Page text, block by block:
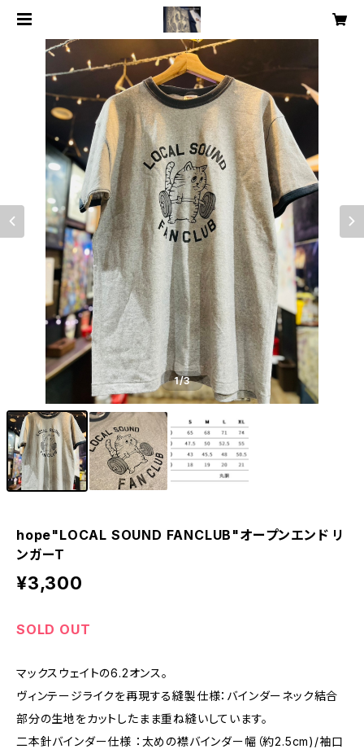
1/3
hope"LOCAL SOUND FANCLUB"オープンエンド リ
ンガーT
¥3,300
SOLD OUT
マックスウェイトの6.2オンス。
ヴィンテージライクを再現する縫製仕様：バインダーネック結合
部分の生地をカットしたまま重ね縫いしています。
二本針バインダー仕様 ：太めの襟バインダー幅（約2.5cm)/袖口